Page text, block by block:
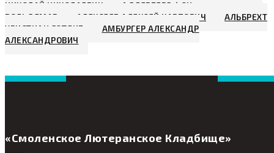
НИКОЛАЙ НИКОЛАЕВИЧ
АДЛЕРБЕРГ ФОН,
ВОЛЬДЕМАР
АЛЕКСЕЕВ АЛЕКСЕЙ КАРПОВИЧ
АЛЬБРЕХТ
ХРИСТИАН ГОТЛИБ
АМБУРГЕР АЛЕКСАНДР
АЛЕКСАНДРОВИЧ
«Смоленское Лютеранское Кладбище»